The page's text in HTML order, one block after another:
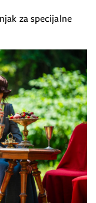
za specijalne